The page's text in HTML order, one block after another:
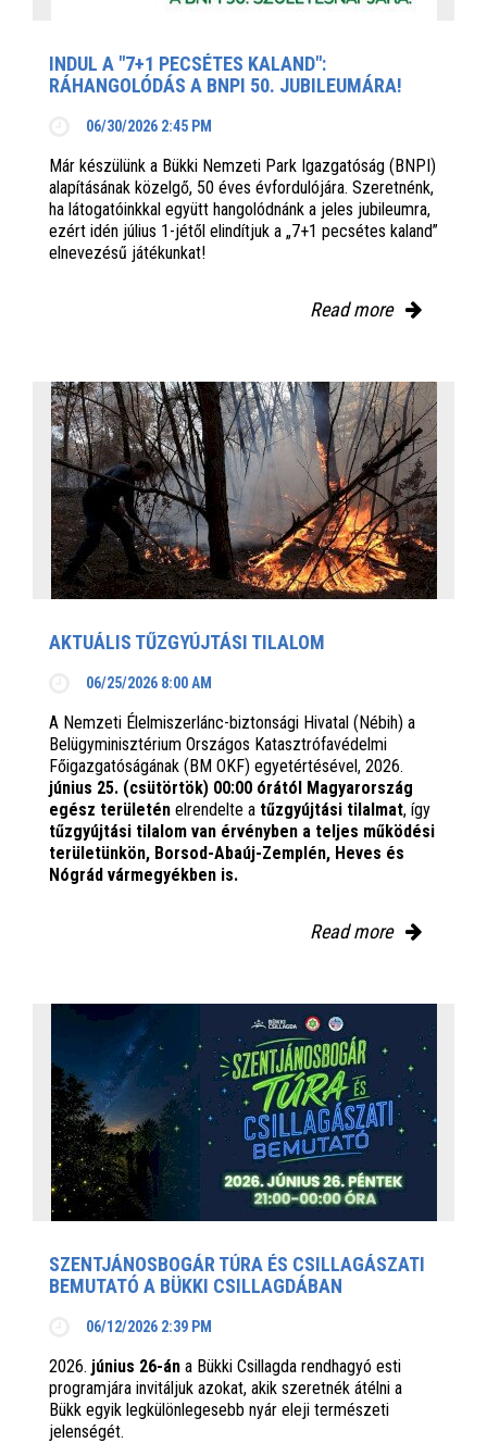
INDUL A "7+1 PECSÉTES KALAND":
RÁHANGOLÓDÁS A BNPI 50. JUBILEUMÁRA!
06/30/2026 2:45 PM
Már készülünk a Bükki Nemzeti Park Igazgatóság (BNPI)
alapításának közelgő, 50 éves évfordulójára. Szeretnénk,
ha látogatóinkkal együtt hangolódnánk a jeles jubileumra,
ezért idén július 1-jétől elindítjuk a „7+1 pecsétes kaland”
elnevezésű játékunkat!
Read more
AKTUÁLIS TŰZGYÚJTÁSI TILALOM
06/25/2026 8:00 AM
A Nemzeti Élelmiszerlánc-biztonsági Hivatal (Nébih) a
Belügyminisztérium Országos Katasztrófavédelmi
Főigazgatóságának (BM OKF) egyetértésével, 2026.
június 25. (csütörtök) 00:00 órától Magyarország
egész területén elrendelte a tűzgyújtási tilalmat, így
tűzgyújtási tilalom van érvényben a teljes működési
területünkön, Borsod-Abaúj-Zemplén, Heves és
Nógrád vármegyékben is.
Read more
SZENTJÁNOSBOGÁR TÚRA ÉS CSILLAGÁSZATI
BEMUTATÓ A BÜKKI CSILLAGDÁBAN
06/12/2026 2:39 PM
2026. június 26-án a Bükki Csillagda rendhagyó esti
programjára invitáljuk azokat, akik szeretnék átélni a
Bükk egyik legkülönlegesebb nyár eleji természeti
jelenségét.